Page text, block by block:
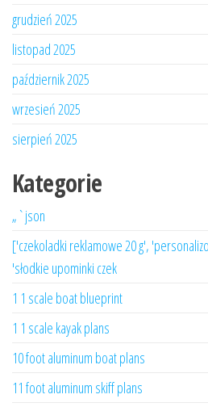
grudzień 2025
listopad 2025
październik 2025
wrzesień 2025
sierpień 2025
Kategorie
„`json
['czekoladki reklamowe 20 g',
'słodkie upominki czek
1 1 scale boat blueprint
1 1 scale kayak plans
10 foot aluminum boat plans
11 foot aluminum skiff plans